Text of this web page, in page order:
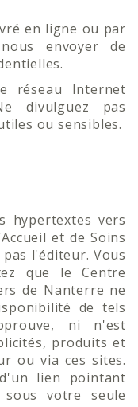
en ligne ou par
envoyer de
réseau Internet
divulguez pas
ou sensibles.
hypertextes vers
et de Soins
l'éditeur. Vous
que le Centre
de Nanterre ne
de tels
ni n'est
produits et
ou via ces sites.
lien pointant
votre seule